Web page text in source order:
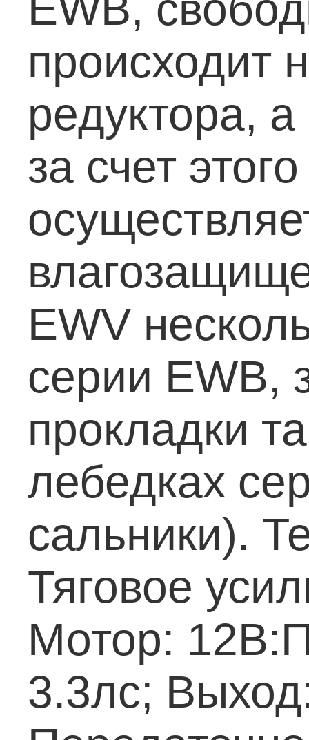
происходит
редуктора,
за счет
EWV
серии EWB,
прокладки
лебедках
сальники).
Тяговое
Мотор:
3.3лс;